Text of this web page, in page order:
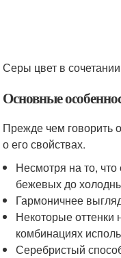
Серы цвет в
Основные
Прежде чем говорить
о его свойствах.
Несмотря на то,
бежевых до
Гармоничнее
Некоторые оттенки
комбинациях
Серебристый